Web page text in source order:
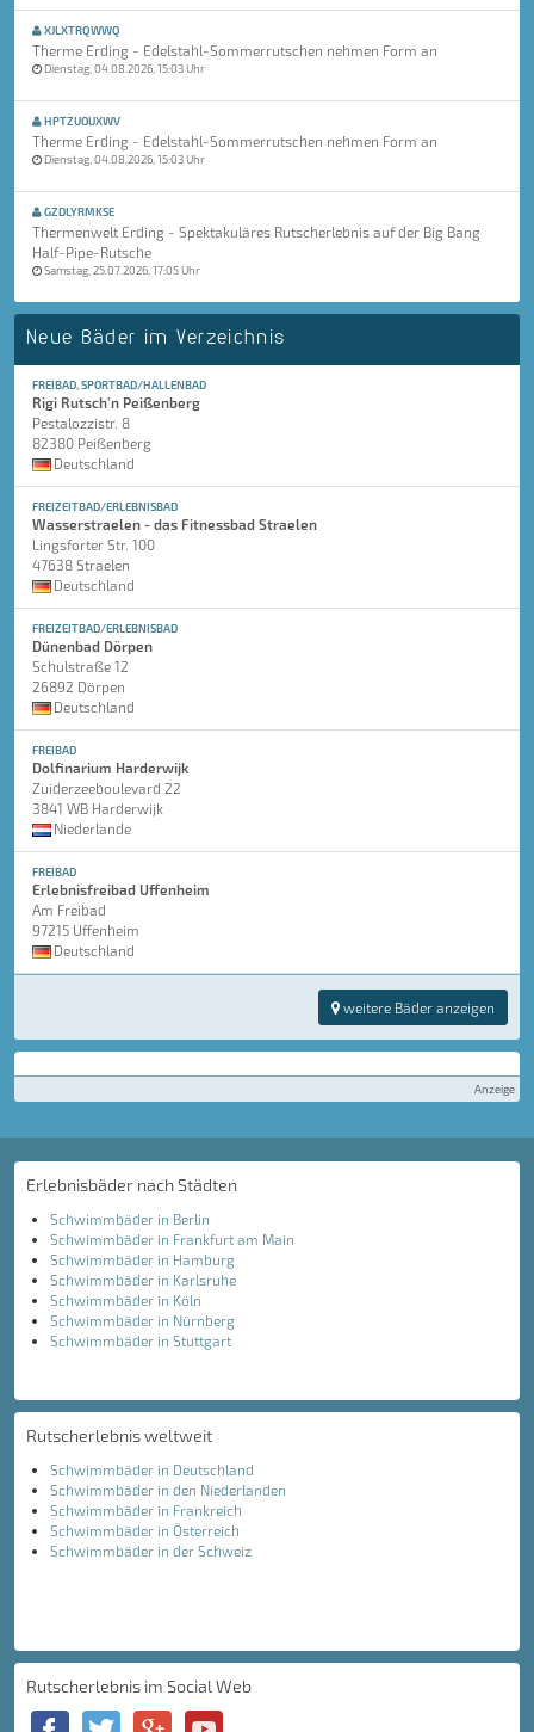
XJLXTRQWWQ
Therme Erding - Edelstahl-Sommerrutschen nehmen Form an
Dienstag, 04.08.2026, 15:03 Uhr
HPTZUOUXWV
Therme Erding - Edelstahl-Sommerrutschen nehmen Form an
Dienstag, 04.08.2026, 15:03 Uhr
GZDLYRMKSE
Thermenwelt Erding - Spektakuläres Rutscherlebnis auf der Big Bang
Half-Pipe-Rutsche
Samstag, 25.07.2026, 17:05 Uhr
Neue Bäder im Verzeichnis
FREIBAD, SPORTBAD/HALLENBAD
Rigi Rutsch'n Peißenberg
Pestalozzistr. 8
82380 Peißenberg
Deutschland
FREIZEITBAD/ERLEBNISBAD
Wasserstraelen - das Fitnessbad Straelen
Lingsforter Str. 100
47638 Straelen
Deutschland
FREIZEITBAD/ERLEBNISBAD
Dünenbad Dörpen
Schulstraße 12
26892 Dörpen
Deutschland
FREIBAD
Dolfinarium Harderwijk
Zuiderzeeboulevard 22
3841 WB Harderwijk
Niederlande
FREIBAD
Erlebnisfreibad Uffenheim
Am Freibad
97215 Uffenheim
Deutschland
weitere Bäder anzeigen
Anzeige
Erlebnisbäder nach Städten
Schwimmbäder in Berlin
Schwimmbäder in Frankfurt am Main
Schwimmbäder in Hamburg
Schwimmbäder in Karlsruhe
Schwimmbäder in Köln
Schwimmbäder in Nürnberg
Schwimmbäder in Stuttgart
Rutscherlebnis weltweit
Schwimmbäder in Deutschland
Schwimmbäder in den Niederlanden
Schwimmbäder in Frankreich
Schwimmbäder in Österreich
Schwimmbäder in der Schweiz
Rutscherlebnis im Social Web